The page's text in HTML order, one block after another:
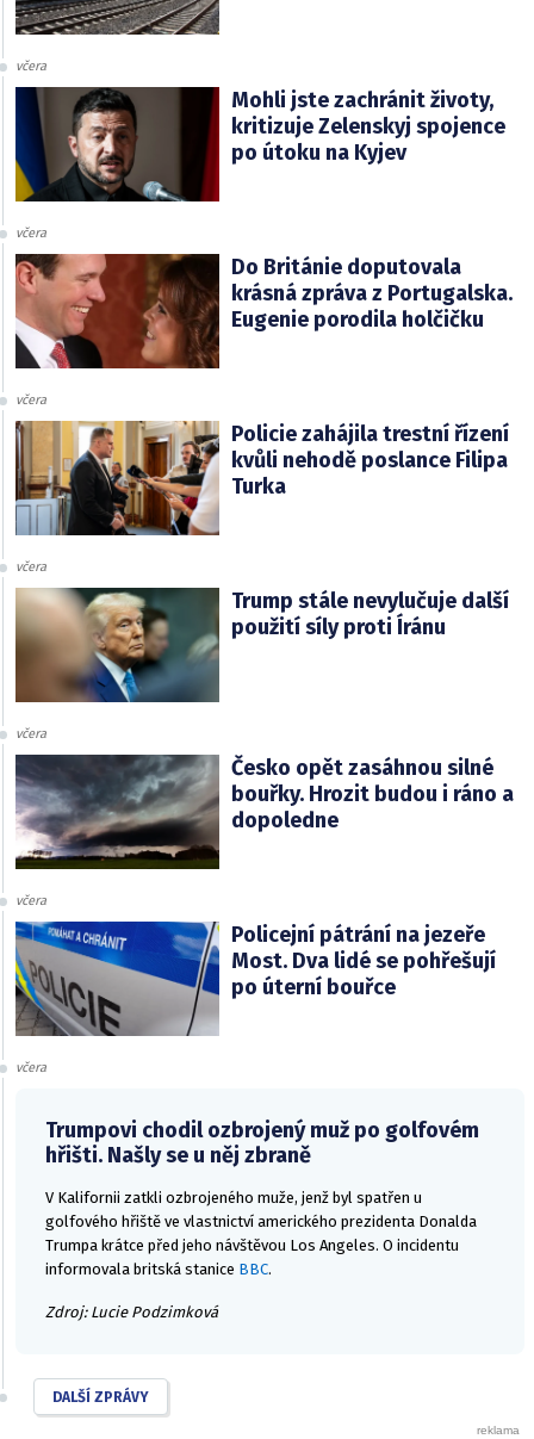
včera
Mohli jste zachránit životy,
kritizuje Zelenskyj spojence
po útoku na Kyjev
včera
Do Británie doputovala
krásná zpráva z Portugalska.
Eugenie porodila holčičku
včera
Policie zahájila trestní řízení
kvůli nehodě poslance Filipa
Turka
včera
Trump stále nevylučuje další
použití síly proti Íránu
včera
Česko opět zasáhnou silné
bouřky. Hrozit budou i ráno a
dopoledne
včera
Policejní pátrání na jezeře
Most. Dva lidé se pohřešují
po úterní bouřce
včera
Trumpovi chodil ozbrojený muž po golfovém
hřišti. Našly se u něj zbraně
V Kalifornii zatkli ozbrojeného muže, jenž byl spatřen u
golfového hřiště ve vlastnictví amerického prezidenta Donalda
Trumpa krátce před jeho návštěvou Los Angeles. O incidentu
informovala britská stanice BBC.
Zdroj: Lucie Podzimková
DALŠÍ ZPRÁVY